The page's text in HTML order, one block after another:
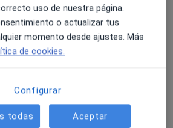
Baeza•Mapa
uso de nuestra página.
o actualizar tus
momento desde ajustes. Más
de cookies.
Configurar
todas Aceptar